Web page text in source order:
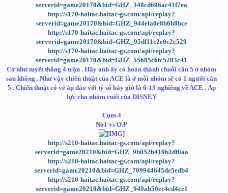
serverid=game20170&bid=GHZ_348cd696ac41f7ea
http://s170-haitac.haitac-gs.com/api/replay?
serverid=game20170&bid=GHZ_944efa0e8b6b8bce
http://s170-haitac.haitac-gs.com/api/replay?
serverid=game20170&bid=GHZ_95df11c2e0c2c529
http://s170-haitac.haitac-gs.com/api/replay?
serverid=game20170&bid=GHZ_55685c6fc5203c41
Cơ như tuyết thắng 4 trận . Hãy anh ấy có hoàn thánh chuỗi cân 5 ở nhóm
sau không . Như vậy chiến thuật của ACE là ở mỗi nhóm sẽ có 1 người cân
5 . Chiến thuật có vẻ áp đảo với tỷ số bây giờ là 6-13 nghiêng về ACE . Áp
lực cho nhóm cuối của DISNEY
Cụm 4
No1 vs O.P
http://s210-haitac.haitac-gs.com/api/replay?
serverid=game20210&bid=GHZ_9b052b419b2df0aa
http://s210-haitac.haitac-gs.com/api/replay?
serverid=game20210&bid=GHZ_709944645de5edb4
http://s210-haitac.haitac-gs.com/api/replay?
serverid=game20210&bid=GHZ_949ab50ec4cd4ce1